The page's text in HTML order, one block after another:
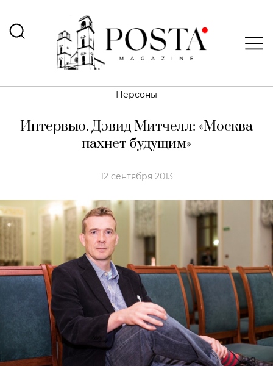
Персоны
Интервью. Дэвид Митчелл: «Москва
пахнет будущим»
12 сентября 2013